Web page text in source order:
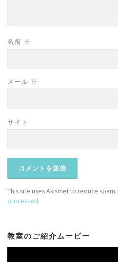
名前 ※
メール ※
サイト
This site uses Akismet to reduce spam.
processed.
教室のご紹介ムービー